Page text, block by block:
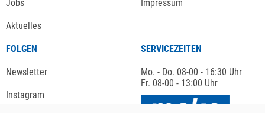
Jobs
Aktuelles
Impressum
FOLGEN
Newsletter
Instagram
SERVICEZEITEN
Mo. - Do. 08-00 - 16:30 Uhr
Fr. 08-00 - 13:00 Uhr